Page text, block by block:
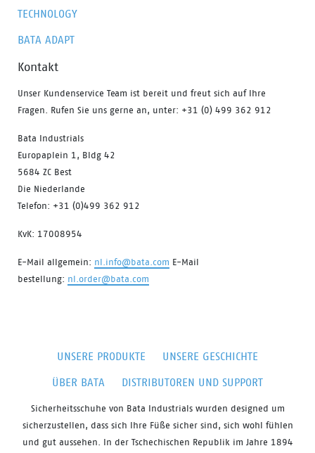
TECHNOLOGY
BATA ADAPT
Kontakt
Unser Kundenservice Team ist bereit und freut sich auf Ihre
Fragen. Rufen Sie uns gerne an, unter: +31 (0) 499 362 912
Bata Industrials
Europaplein 1, Bldg 42
5684 ZC Best
Die Niederlande
Telefon: +31 (0)499 362 912
KvK: 17008954
E-Mail allgemein: nl.info@bata.com E-Mail
bestellung: nl.order@bata.com
UNSERE PRODUKTE
UNSERE GESCHICHTE
ÜBER BATA
DISTRIBUTOREN UND SUPPORT
Sicherheitsschuhe von Bata Industrialswurden designed um
sicherzustellen, dass sich Ihre Füße sicher sind, sich wohl fühlen
und gut aussehen. In der Tschechischen Republik im Jahre 1894